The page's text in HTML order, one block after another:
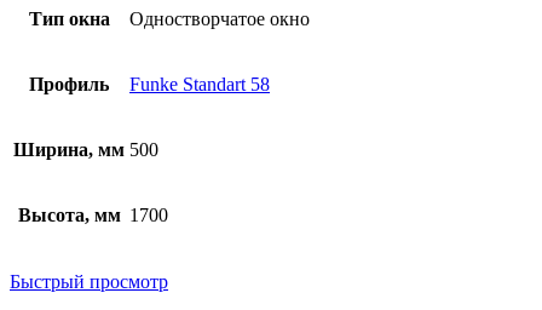
Тип окна Одностворчатое окно
Профиль Funke Standart 58
Ширина, мм 500
Высота, мм 1700
Быстрый просмотр